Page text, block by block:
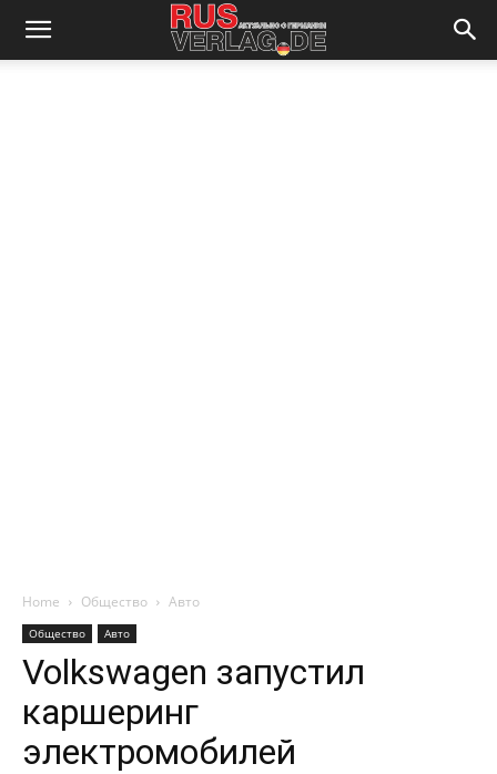
Home Общество Авто
Общество Авто
Volkswagen запустил
каршеринг
электромобилей